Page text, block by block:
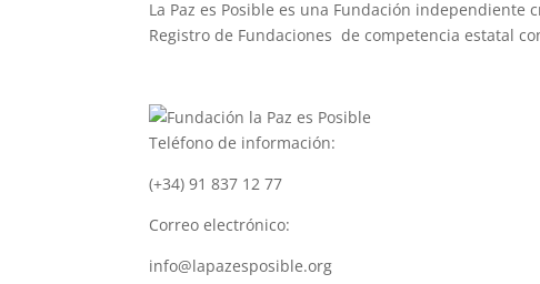
La Paz es Posible es una Fundación
Registro de Fundaciones de competencia estatal
Teléfono de información:
(+34) 91 837 12 77
Correo electrónico:
info@lapazesposible.org